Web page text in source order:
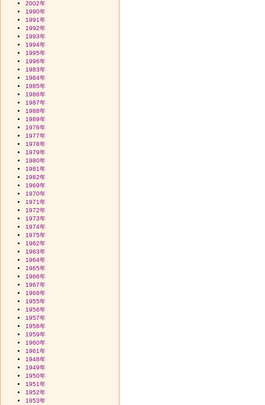
2002年
1990年
1991年
1992年
1993年
1994年
1995年
1996年
1983年
1984年
1985年
1986年
1987年
1988年
1989年
1976年
1977年
1978年
1979年
1980年
1981年
1982年
1969年
1970年
1971年
1972年
1973年
1974年
1975年
1962年
1963年
1964年
1965年
1966年
1967年
1968年
1955年
1956年
1957年
1958年
1959年
1960年
1961年
1948年
1949年
1950年
1951年
1952年
1953年